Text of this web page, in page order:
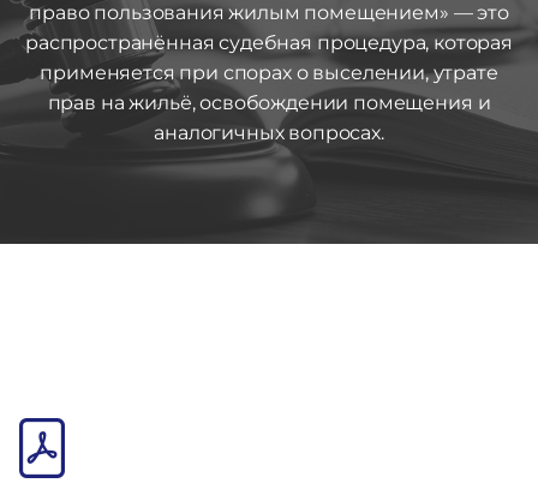
право пользования жилым помещением» — это
распространённая судебная процедура, которая
применяется при спорах о выселении, утрате
прав на жильё, освобождении помещения и
аналогичных вопросах.